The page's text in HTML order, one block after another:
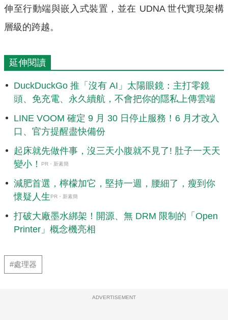
伸至行動端與嵌入式裝置，並在 UDNA 世代實現架構
層級的跨越。
延伸閱讀
DuckDuckGo 推「沒有 AI」太陽眼鏡：主打零鏡
頭、免充電、永久續航，不會把你的隱私上傳雲端
LINE VOOM 確定 9 月 30 日停止服務！6 月才改入
口、官方提醒盡快備份
起床就先做件事，沒三天小腹就不見了! 肚子一天天
變小！
PR・新素簡
減肥首選，檸檬加它，堅持一週，腰細了，瘦到你
懷疑人生 PR・新素簡
打破大廠墨水綁架！開源、無 DRM 限制的「Open
Printer」概念機亮相
#處理器
ADVERTISEMENT